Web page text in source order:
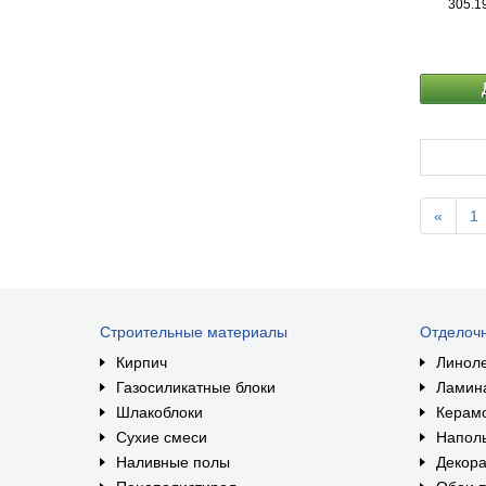
« 1
Строительные материалы
Кирпич
Газосиликатные блоки
Шлакоблоки
Сухие смеси
Наливные полы